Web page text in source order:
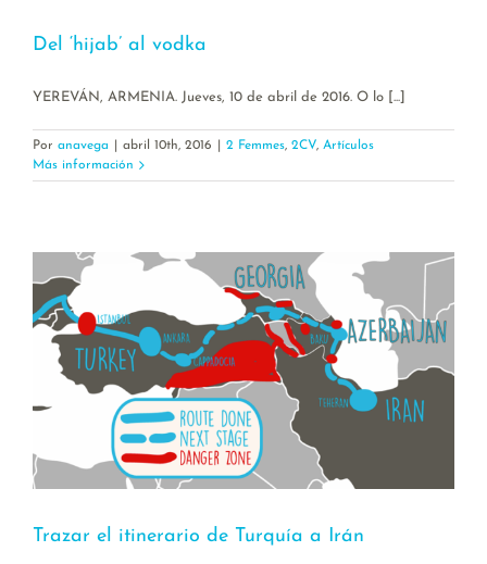
Del ‘hijab’ al vodka
YEREVÁN, ARMENIA. Jueves, 10 de abril de 2016. O lo [...]
Por anavega abril 10th, 2016 2 Femmes, 2CV, Artículos
Más información
Trazar el itinerario de Turquía a Irán